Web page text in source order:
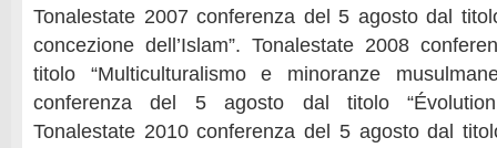
Tonalestate 2007 conferenza del 5 agosto dal
concezione dell’Islam”. Tonalestate 2008
titolo “Multiculturalismo e minoranze
conferenza del 5 agosto dal titolo “Évolution:
Tonalestate 2010 conferenza del 5 agosto dal